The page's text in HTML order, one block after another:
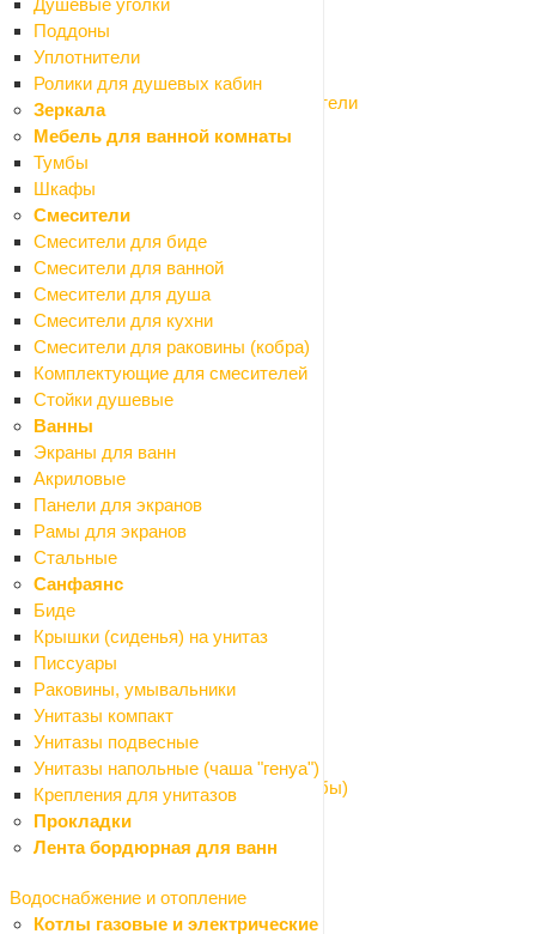
Душевые уголки
Поддоны
Уплотнители
Ролики для душевых кабин
Зеркала
Мебель для ванной комнаты
Тумбы
Шкафы
Смесители
Смесители для биде
Смесители для ванной
Смесители для душа
Смесители для кухни
Смесители для раковины (кобра)
Комплектующие для смесителей
Стойки душевые
Ванны
Экраны для ванн
Акриловые
Панели для экранов
Рамы для экранов
Стальные
Санфаянс
Биде
Крышки (сиденья) на унитаз
Писсуары
Раковины, умывальники
Унитазы компакт
Унитазы подвесные
Унитазы напольные (чаша "генуа")
Крепления для унитазов
Прокладки
Лента бордюрная для ванн
Водоснабжение и отопление
Котлы газовые и электрические
Гипсокартон
Профиля для гипсокартона
Сетки армирующие
Соединители для профилей и уплотнители
Заборные секции, ограждения
Назад
Заборные секции, ограждения
Заборные секции
Конусы
Парковочные барьеры и столбики
Таблички мокрый пол
Канализация наружная
Назад
Канализация наружная
Заглушки
Муфты
Обратные клапаны
Отводы
Переходники
Ревизия
Тройники
Трубы
Кровля и водостоки
Назад
Кровля и водостоки
Водосточная система металлическая
Козырьки
Поликарбонат
Профили для поликарбоната
Шайбы для поликарбоната (термошайбы)
Оргстекло
Пленки полиэтиленовые
Назад
Подвесной потолок